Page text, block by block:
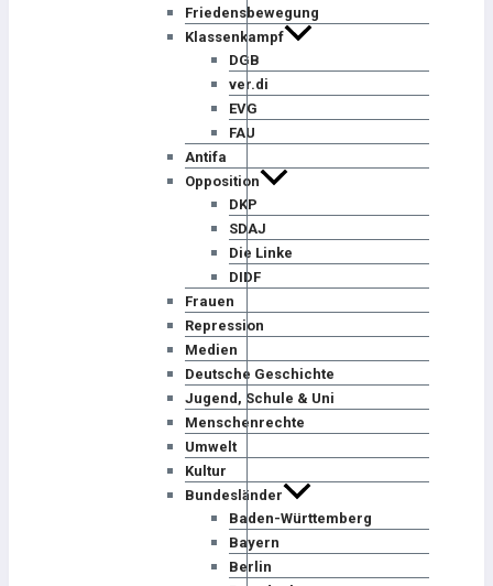
Friedensbewegung
Klassenkampf
DGB
ver.di
EVG
FAU
Antifa
Opposition
DKP
SDAJ
Die Linke
DIDF
Frauen
Repression
Medien
Deutsche Geschichte
Jugend, Schule & Uni
Menschenrechte
Umwelt
Kultur
Bundesländer
Baden-Württemberg
Bayern
Berlin